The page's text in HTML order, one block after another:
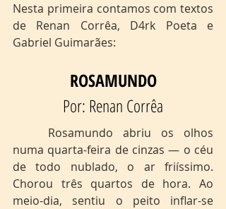
Nesta primeira contamos com textos
de Renan Corrêa, D4rk Poeta e
Gabriel Guimarães:
ROSAMUNDO
Por: Renan Corrêa
numa quarta-feira de cinzas — o céu
de todo nublado, o ar friíssimo.
Chorou três quartos de hora. Ao
meio-dia, sentiu o peito inflar-se